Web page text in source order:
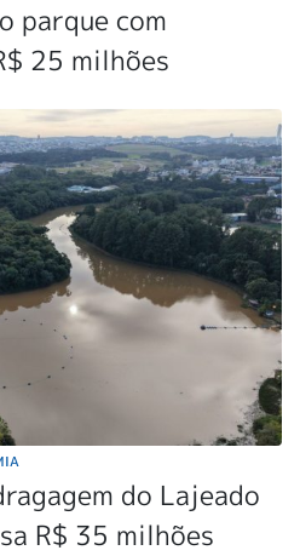
parque com
25 milhões
do Lajeado
R$ 35 milhões